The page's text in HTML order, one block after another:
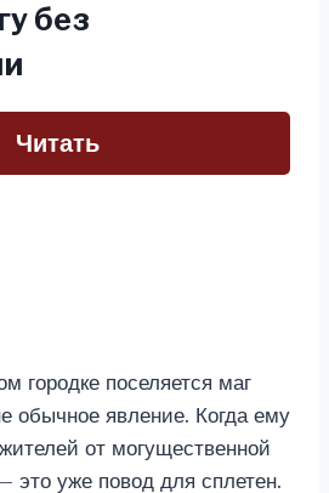
без
Читать
городке поселяется маг
обычное явление. Когда ему
от могущественной
это уже повод для сплетен.